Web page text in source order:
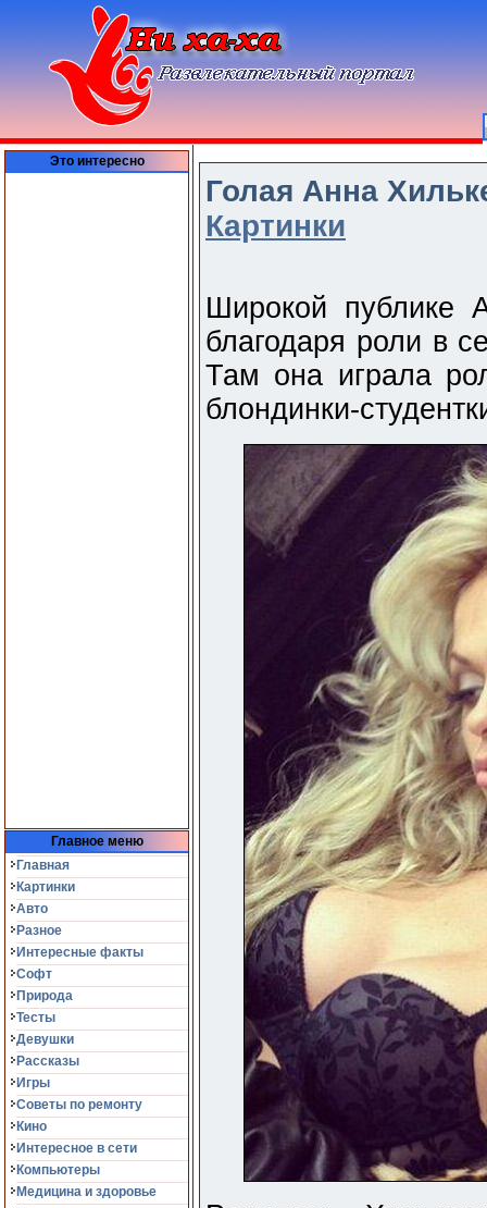
Это интересно
Главное меню
Главная
Картинки
Авто
Разное
Интересные факты
Софт
Природа
Тесты
Девушки
Рассказы
Игры
Советы по ремонту
Кино
Интересное в сети
Компьютеры
Медицина и здоровье
Голая Анна
Картинки
Широкой публике
благодаря роли в
Там она играла
блондинки-